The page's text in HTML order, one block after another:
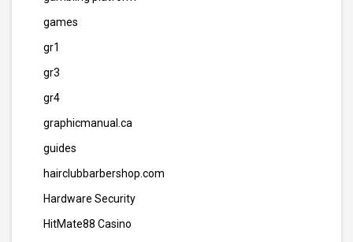
games
gr1
gr3
gr4
graphicmanual.ca
guides
hairclubbarbershop.com
Hardware Security
HitMate88 Casino